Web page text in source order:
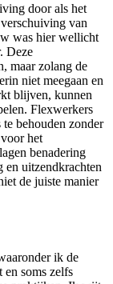
door als het
van
was hier wellicht
Deze
maar zolang de
niet meegaan en
blijven, kunnen
Flexwerkers
behouden zonder
het
benadering
uitzendkrachten
de juiste manier
ik de
en soms zelfs